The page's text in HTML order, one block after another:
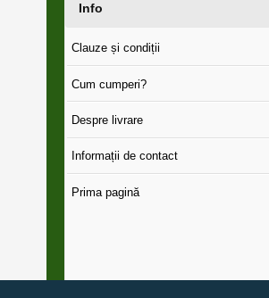
Info
Clauze și condiții
Cum cumperi?
Despre livrare
Informații de contact
Prima pagină